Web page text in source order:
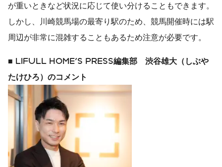
が重いときなど状況に応じて使い分けることもできます。
しかし、川崎競馬場の最寄り駅のため、競馬開催時には駅
周辺が非常に混雑することもあるため注意が必要です。
■ LIFULL HOME'S PRESS編集部 渋谷雄大（しぶや
たけひろ）のコメント